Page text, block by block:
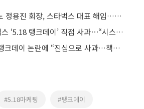
5.18 ‘탱크데이’ 격노 정용진 회장, 스타벅스 대표 해임…“일벌백계 본보기”
정용진 회장, 스타벅스 ‘5.18 탱크데이’ 직접 사과⋯“시스템·역사인식 부재가 火 불러”
스타벅스글로벌도 탱크데이 논란에 “진심으로 사과…책임 규명·조사 착수”
#5.18마케팅 #탱크데이